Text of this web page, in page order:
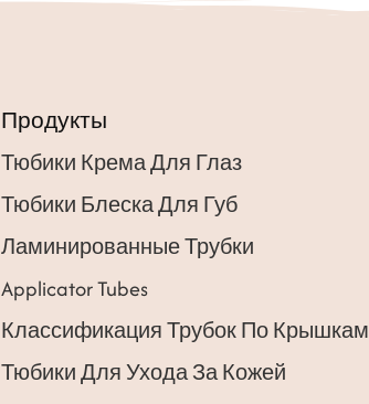
Продукты
Тюбики Крема Для Глаз
Тюбики Блеска Для Губ
Ламинированные Трубки
Applicator Tubes
Классификация Трубок По Крышкам
Тюбики Для Ухода За Кожей